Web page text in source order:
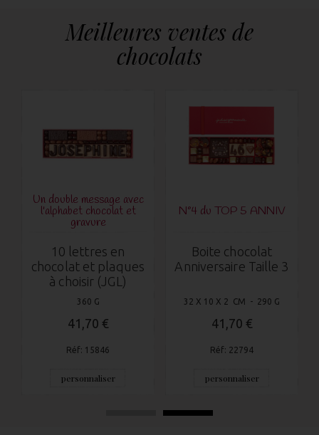
Meilleures ventes de
chocolats
Un double message avec
l'alphabet chocolat et
gravure
10 lettres en
chocolat et plaques
à choisir (JGL)
360 G
41,70 €
Réf: 15846
personnaliser
N°4 du TOP 5 ANNIV
Boite chocolat
Anniversaire Taille 3
32 X 10 X 2 CM - 290 G
41,70 €
Réf: 22794
personnaliser